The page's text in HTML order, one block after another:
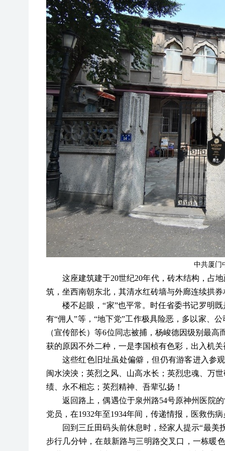
中共厦门
这座建筑建于20世纪20年代，砖木结构，占
筑，坐西南朝东北，其清水红砖墙与外廊连续拱
楼不起眼，“家”也平常。时任省委书记罗明
有“佣人”等，“地下党”工作极具险恶，多以家、
（宣传部长）等6位同志被捕，杨峻德因级别最
获的原因不外二种，一是李国桢有色彩，出入机
这些红色旧址虽处偏僻，但仍有游客进入参
闽水泱泱；英烈之风、山高水长；英烈忠魂、万
绩、永不相忘；英烈精神、吾辈弘扬！
返回路上，偶遇位于泉州路54号原神州医院
党员，在1932年至1934年间，传递情报，医救伤
回到三丘田码头前休息时，经家人提示“最美
步行几分钟，在鼓新路与三明路交叉口，一栋暖